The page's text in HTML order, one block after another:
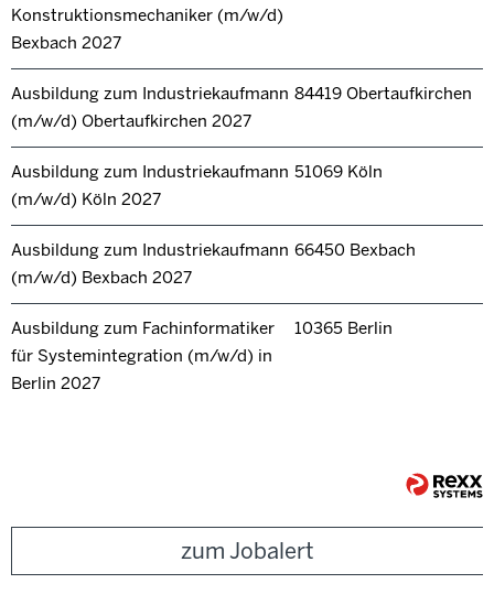
Konstruktionsmechaniker (m/w/d)
Bexbach 2027
Ausbildung zum Industriekaufmann
(m/w/d) Obertaufkirchen 2027
84419 Obertaufkirchen
Ausbildung zum Industriekaufmann
(m/w/d) Köln 2027
51069 Köln
Ausbildung zum Industriekaufmann
(m/w/d) Bexbach 2027
66450 Bexbach
Ausbildung zum Fachinformatiker
für Systemintegration (m/w/d) in
Berlin 2027
10365 Berlin
zum Jobalert